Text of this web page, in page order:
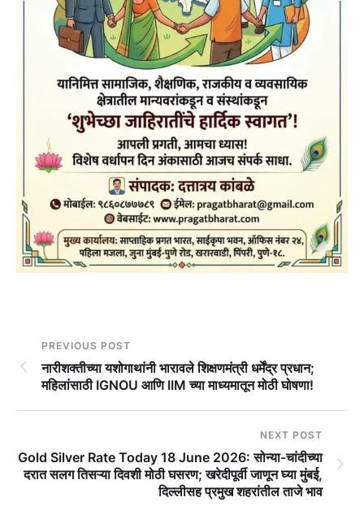
PREVIOUS POST
नारीशक्तीच्या यशोगाथांनी भारावले शिक्षणमंत्री धर्मेंद्र प्रधान;
महिलांसाठी IGNOU आणि IIM च्या माध्यमातून मोठी घोषणा!
NEXT POST
Gold Silver Rate Today 18 June 2026: सोन्या-चांदीच्या
दरात सलग तिसऱ्या दिवशी मोठी घसरण; खरेदीपूर्वी जाणून घ्या मुंबई,
दिल्लीसह प्रमुख शहरांतील ताजे भाव